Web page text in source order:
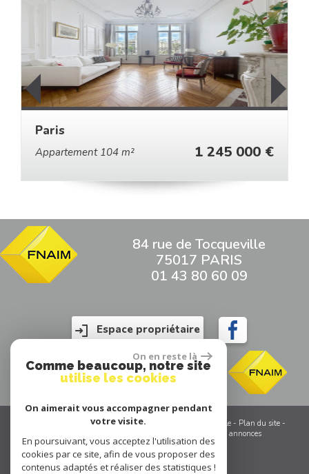
Paris
Appartement 104 m² 1 245 000 €
84 rue de Tocqueville
75017 PARIS
01 43 80 60 09
Espace propriétaire
© 2026 | Tous droits réservés | Traduction powered by Google - Plan du site-
Toutes nos annonces
Site internet compatible multi-supports,
On en reste là
Comme beaucoup, notre site
utilise les cookies
On aimerait vous accompagner pendant
votre visite.
En poursuivant, vous acceptez l'utilisation des
cookies par ce site, afin de vous proposer des
contenus adaptés et réaliser des statistiques !